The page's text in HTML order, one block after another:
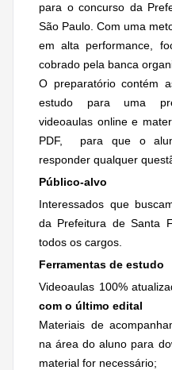
para o concurso da
São Paulo. Com uma
em alta performance,
cobrado pela banca
O preparatório contém
estudo para uma
videoaulas online e
PDF, para que o
responder qualquer
Público-alvo
Interessados que
da Prefeitura de Santa
todos os cargos.
Ferramentas de estudo
Videoaulas 100%
com o último edital
Materiais de
na área do aluno para
material for necessário;